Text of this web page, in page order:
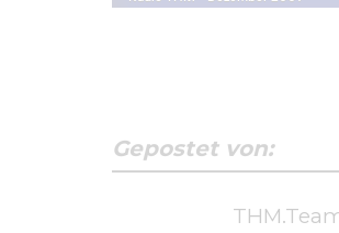
Gepostet von: